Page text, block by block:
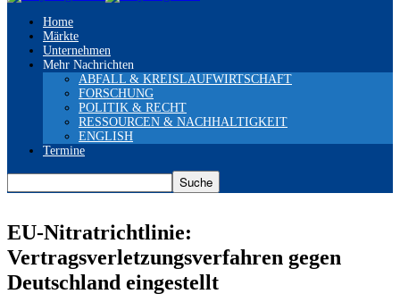
Home
Märkte
Unternehmen
Mehr Nachrichten
ABFALL & KREISLAUFWIRTSCHAFT
FORSCHUNG
POLITIK & RECHT
RESSOURCEN & NACHHALTIGKEIT
ENGLISH
Termine
EU-Nitratrichtlinie:
Vertragsverletzungsverfahren gegen
Deutschland eingestellt